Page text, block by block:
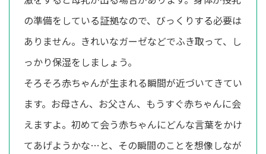
の準備をしている証拠なので、びっくりする必要は
ありません。きれいなガーゼなどでふき取って、し
っかり保湿をしましょう。
そろそろ赤ちゃんが生まれる瞬間が近づいてきてい
ます。お母さん、お父さん、もうすぐ赤ちゃんに会
えますよ。初めて会う赤ちゃんにどんな言葉をかけ
てあげようかな…と、その瞬間のことを想像しなが